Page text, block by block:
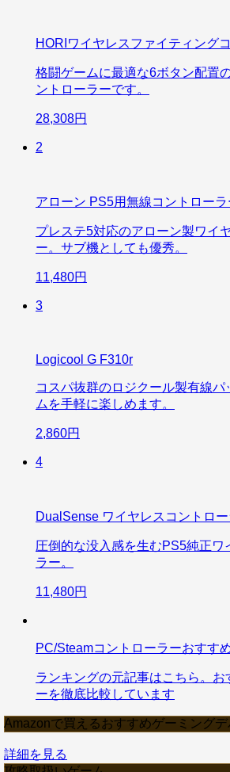
HORIワイヤレスファイティング
格闘ゲームに最適な6ボタン配置
ントローラーです。
28,308円
2
アローン PS5用無線コントローラ
プレステ5対応のアローン製ワイ
ー。サブ機としても優秀。
11,480円
3
Logicool G F310r
コスパ抜群のロジクール製有線
ムを手軽に楽しめます。
2,860円
4
DualSense ワイヤレスコントロ
圧倒的な没入感を生むPS5純正ワ
ラー。
11,480円
PC/Steamコントローラーおすす
ランキングの元記事はこちら。お
ーを徹底比較しています
Amazonで買えるおすすめゲーミング
詳細を見る